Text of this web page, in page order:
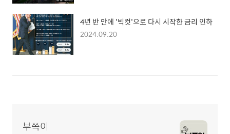
4년 반 만에 '빅컷'으로 다시 시작한 금리 인하
2024.09.20
부쪽이